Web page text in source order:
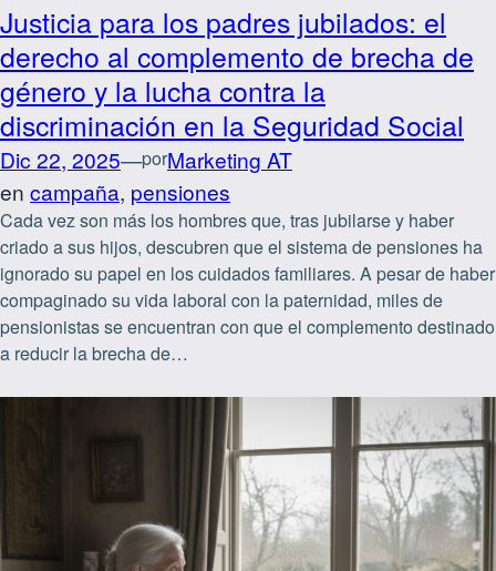
Justicia para los padres jubilados: el
derecho al complemento de brecha de
género y la lucha contra la
discriminación en la Seguridad Social
Dic 22, 2025—porMarketing AT
en campaña, pensiones
Cada vez son más los hombres que, tras jubilarse y haber
criado a sus hijos, descubren que el sistema de pensiones ha
ignorado su papel en los cuidados familiares. A pesar de haber
compaginado su vida laboral con la paternidad, miles de
pensionistas se encuentran con que el complemento destinado
a reducir la brecha de…